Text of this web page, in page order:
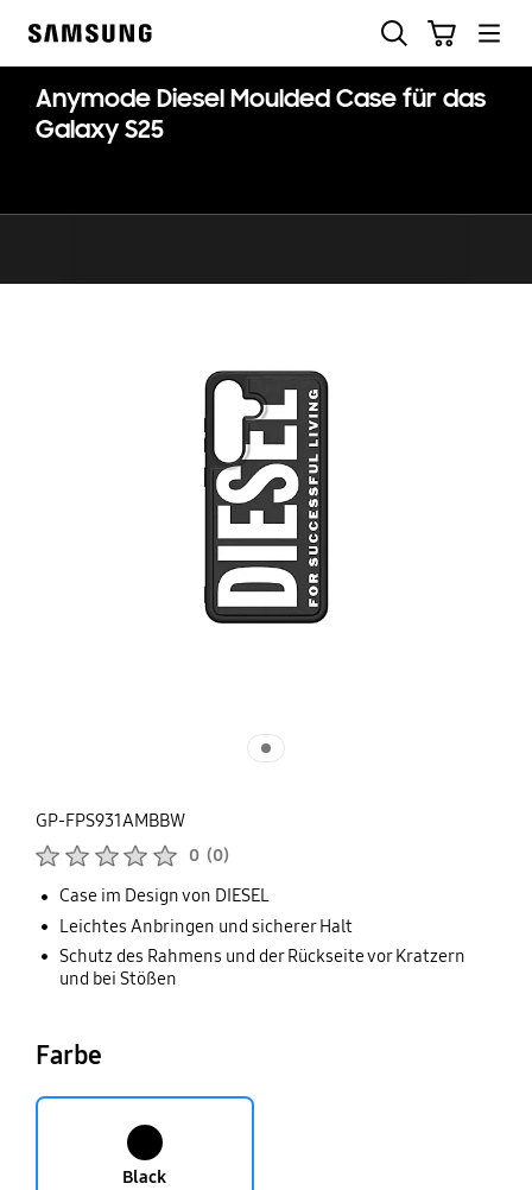
Anymode Diesel Moulded Case für das
Galaxy S25
GP-FPS931AMBBW
0 (0)
Case im Design von DIESEL
Leichtes Anbringen und sicherer Halt
Schutz des Rahmens und der Rückseite vor Kratzern
und bei Stößen
Farbe
Black